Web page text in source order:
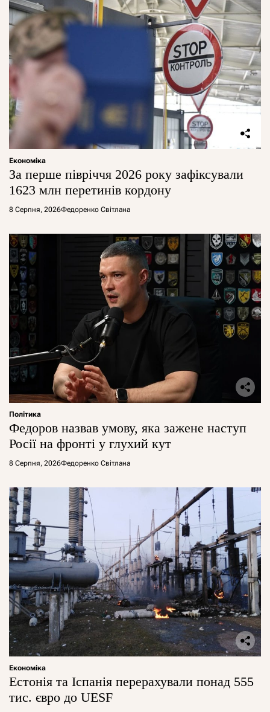
Економіка
За перше півріччя 2026 року зафіксували
1623 млн перетинів кордону
8 Серпня, 2026Федоренко Світлана
Політика
Федоров назвав умову, яка зажене наступ
Росії на фронті у глухий кут
8 Серпня, 2026Федоренко Світлана
Економіка
Естонія та Іспанія перерахували понад 555
тис. євро до UESF